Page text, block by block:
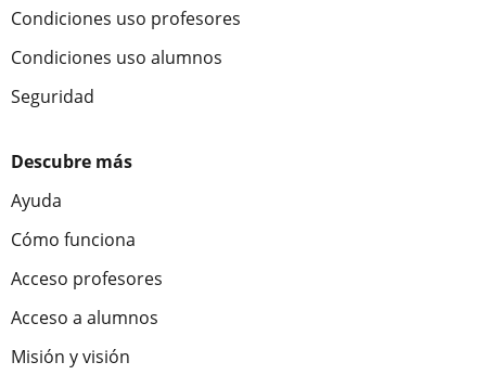
Condiciones uso profesores
Condiciones uso alumnos
Seguridad
Descubre más
Ayuda
Cómo funciona
Acceso profesores
Acceso a alumnos
Misión y visión